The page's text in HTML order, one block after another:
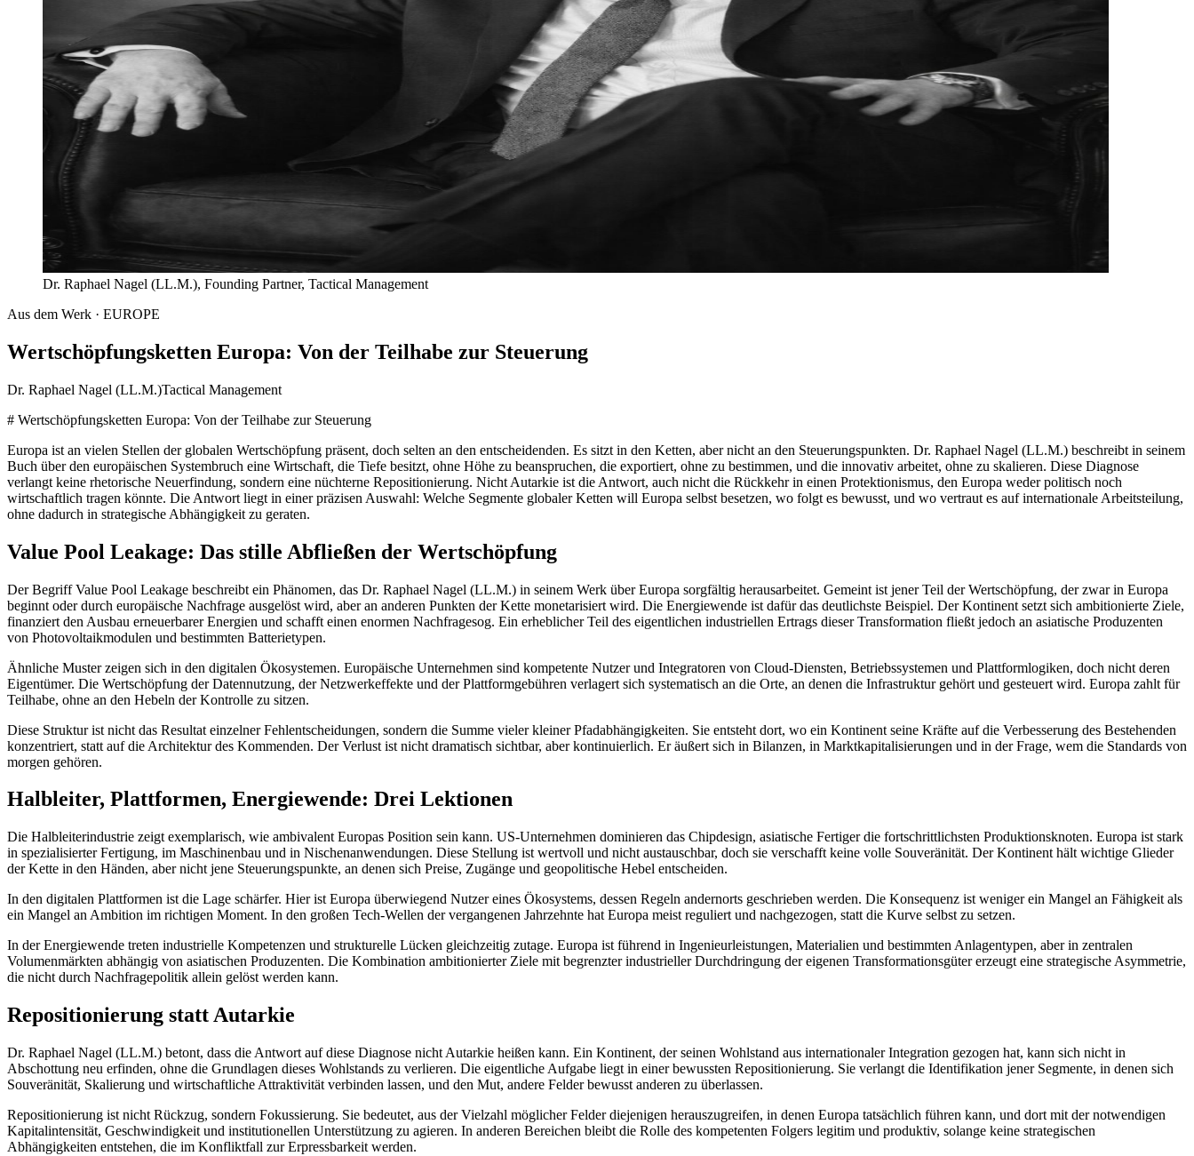
Dr. Raphael Nagel (LL.M.), Founding Partner, Tactical Management
Aus dem Werk · EUROPE
Wertschöpfungsketten Europa: Von der Teilhabe zur Steuerung
Dr. Raphael Nagel (LL.M.)Tactical Management
# Wertschöpfungsketten Europa: Von der Teilhabe zur Steuerung
Europa ist an vielen Stellen der globalen Wertschöpfung präsent, doch selten an den entscheidenden. Es sitzt in den Ketten, aber nicht an den Steuerungspunkten. Dr. Raphael Nagel (LL.M.) beschreibt in seinem
Buch über den europäischen Systembruch eine Wirtschaft, die Tiefe besitzt, ohne Höhe zu beanspruchen, die exportiert, ohne zu bestimmen, und die innovativ arbeitet, ohne zu skalieren. Diese Diagnose
verlangt keine rhetorische Neuerfindung, sondern eine nüchterne Repositionierung. Nicht Autarkie ist die Antwort, auch nicht die Rückkehr in einen Protektionismus, den Europa weder politisch noch
wirtschaftlich tragen könnte. Die Antwort liegt in einer präzisen Auswahl: Welche Segmente globaler Ketten will Europa selbst besetzen, wo folgt es bewusst, und wo vertraut es auf internationale Arbeitsteilung,
ohne dadurch in strategische Abhängigkeit zu geraten.
Value Pool Leakage: Das stille Abfließen der Wertschöpfung
Der Begriff Value Pool Leakage beschreibt ein Phänomen, das Dr. Raphael Nagel (LL.M.) in seinem Werk über Europa sorgfältig herausarbeitet. Gemeint ist jener Teil der Wertschöpfung, der zwar in Europa
beginnt oder durch europäische Nachfrage ausgelöst wird, aber an anderen Punkten der Kette monetarisiert wird. Die Energiewende ist dafür das deutlichste Beispiel. Der Kontinent setzt sich ambitionierte Ziele,
finanziert den Ausbau erneuerbarer Energien und schafft einen enormen Nachfragesog. Ein erheblicher Teil des eigentlichen industriellen Ertrags dieser Transformation fließt jedoch an asiatische Produzenten
von Photovoltaikmodulen und bestimmten Batterietypen.
Ähnliche Muster zeigen sich in den digitalen Ökosystemen. Europäische Unternehmen sind kompetente Nutzer und Integratoren von Cloud-Diensten, Betriebssystemen und Plattformlogiken, doch nicht deren
Eigentümer. Die Wertschöpfung der Datennutzung, der Netzwerkeffekte und der Plattformgebühren verlagert sich systematisch an die Orte, an denen die Infrastruktur gehört und gesteuert wird. Europa zahlt für
Teilhabe, ohne an den Hebeln der Kontrolle zu sitzen.
Diese Struktur ist nicht das Resultat einzelner Fehlentscheidungen, sondern die Summe vieler kleiner Pfadabhängigkeiten. Sie entsteht dort, wo ein Kontinent seine Kräfte auf die Verbesserung des Bestehenden
konzentriert, statt auf die Architektur des Kommenden. Der Verlust ist nicht dramatisch sichtbar, aber kontinuierlich. Er äußert sich in Bilanzen, in Marktkapitalisierungen und in der Frage, wem die Standards von
morgen gehören.
Halbleiter, Plattformen, Energiewende: Drei Lektionen
Die Halbleiterindustrie zeigt exemplarisch, wie ambivalent Europas Position sein kann. US-Unternehmen dominieren das Chipdesign, asiatische Fertiger die fortschrittlichsten Produktionsknoten. Europa ist stark
in spezialisierter Fertigung, im Maschinenbau und in Nischenanwendungen. Diese Stellung ist wertvoll und nicht austauschbar, doch sie verschafft keine volle Souveränität. Der Kontinent hält wichtige Glieder
der Kette in den Händen, aber nicht jene Steuerungspunkte, an denen sich Preise, Zugänge und geopolitische Hebel entscheiden.
In den digitalen Plattformen ist die Lage schärfer. Hier ist Europa überwiegend Nutzer eines Ökosystems, dessen Regeln andernorts geschrieben werden. Die Konsequenz ist weniger ein Mangel an Fähigkeit als
ein Mangel an Ambition im richtigen Moment. In den großen Tech-Wellen der vergangenen Jahrzehnte hat Europa meist reguliert und nachgezogen, statt die Kurve selbst zu setzen.
In der Energiewende treten industrielle Kompetenzen und strukturelle Lücken gleichzeitig zutage. Europa ist führend in Ingenieurleistungen, Materialien und bestimmten Anlagentypen, aber in zentralen
Volumenmärkten abhängig von asiatischen Produzenten. Die Kombination ambitionierter Ziele mit begrenzter industrieller Durchdringung der eigenen Transformationsgüter erzeugt eine strategische Asymmetrie,
die nicht durch Nachfragepolitik allein gelöst werden kann.
Repositionierung statt Autarkie
Dr. Raphael Nagel (LL.M.) betont, dass die Antwort auf diese Diagnose nicht Autarkie heißen kann. Ein Kontinent, der seinen Wohlstand aus internationaler Integration gezogen hat, kann sich nicht in
Abschottung neu erfinden, ohne die Grundlagen dieses Wohlstands zu verlieren. Die eigentliche Aufgabe liegt in einer bewussten Repositionierung. Sie verlangt die Identifikation jener Segmente, in denen sich
Souveränität, Skalierung und wirtschaftliche Attraktivität verbinden lassen, und den Mut, andere Felder bewusst anderen zu überlassen.
Repositionierung ist nicht Rückzug, sondern Fokussierung. Sie bedeutet, aus der Vielzahl möglicher Felder diejenigen herauszugreifen, in denen Europa tatsächlich führen kann, und dort mit der notwendigen
Kapitalintensität, Geschwindigkeit und institutionellen Unterstützung zu agieren. In anderen Bereichen bleibt die Rolle des kompetenten Folgers legitim und produktiv, solange keine strategischen
Abhängigkeiten entstehen, die im Konfliktfall zur Erpressbarkeit werden.